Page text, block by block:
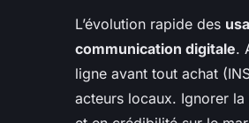
L’évolution rapide des
communication digitale.
ligne avant tout achat
acteurs locaux. Ignorer la